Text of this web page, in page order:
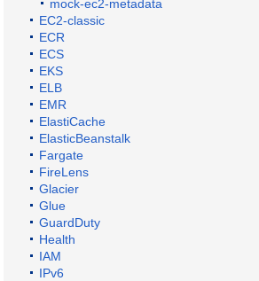
mock-ec2-metadata
EC2-classic
ECR
ECS
EKS
ELB
EMR
ElastiCache
ElasticBeanstalk
Fargate
FireLens
Glacier
Glue
GuardDuty
Health
IAM
IPv6